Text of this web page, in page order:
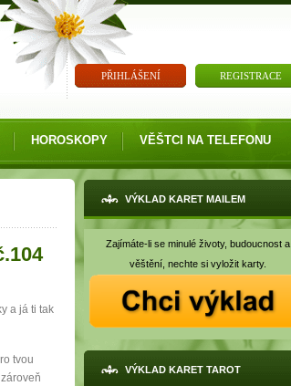
PŘIHLÁŠENÍ REGISTRACE
HOROSKOPY VĚŠTCI NA TELEFONU
a já ti tak
tvou
VÝKLAD KARET MAILEM
Zajímáte-li se minulé životy, budoucnost a
věštění, nechte si vyložit karty.
VÝKLAD KARET TAROT